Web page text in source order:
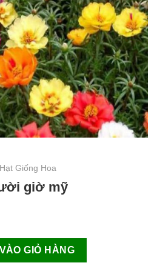
Hạt Giống Hoa
giờ mỹ
số lượng
GIỎ HÀNG